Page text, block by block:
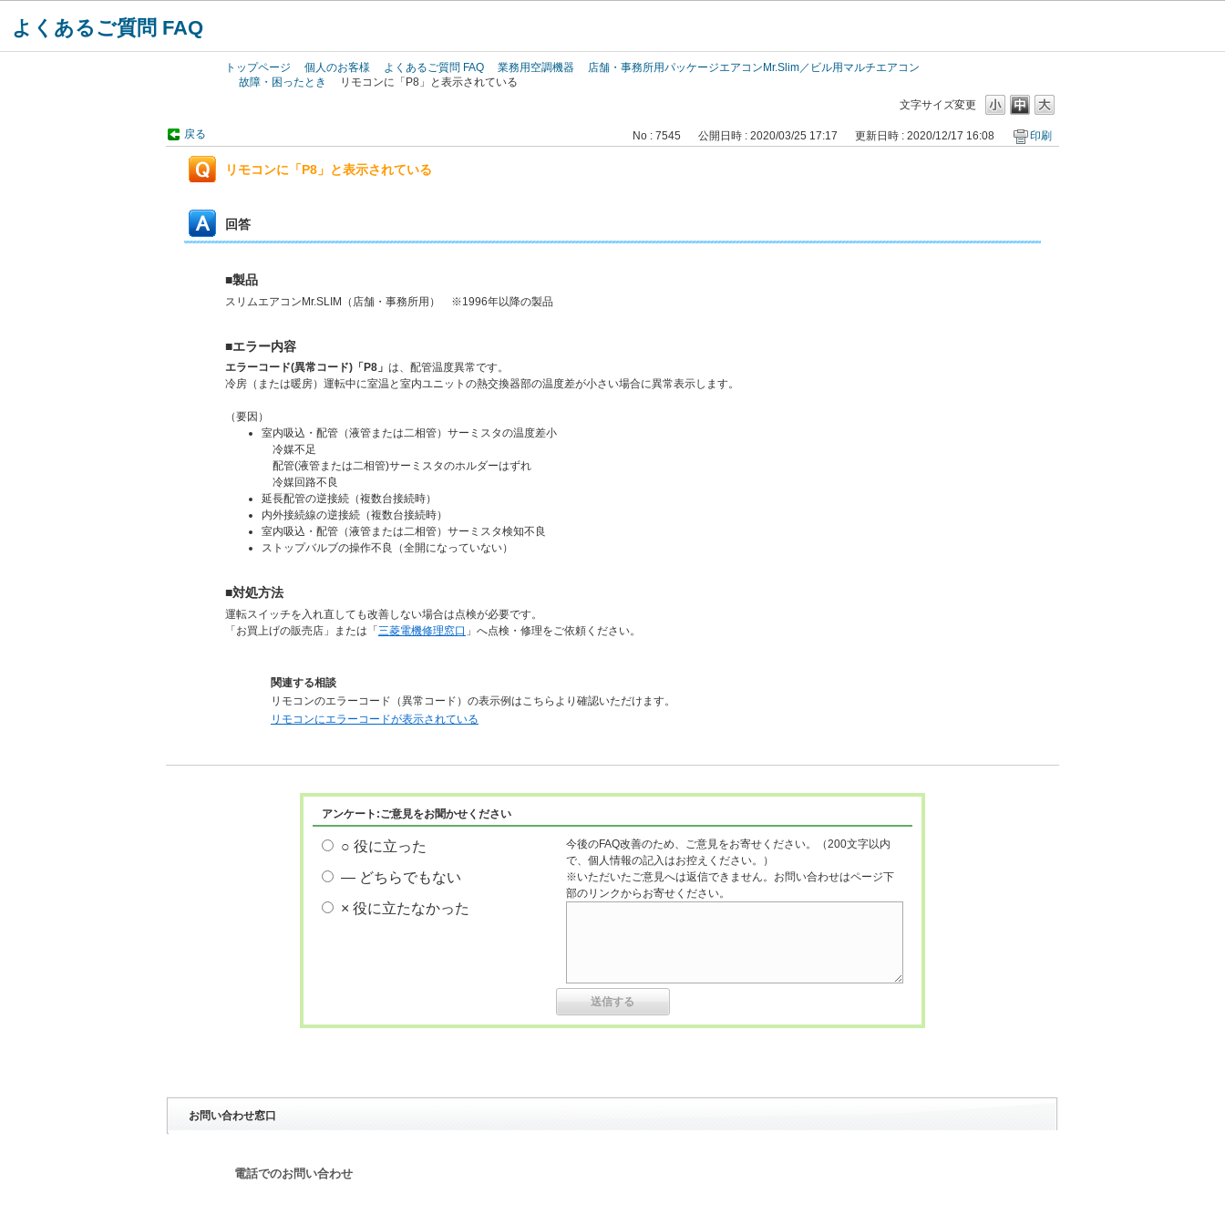
よくあるご質問 FAQ
トップページ 個人のお客様 よくあるご質問 FAQ 業務用空調機器
店舗・事務所用パッケージエアコンMr.Slim／ビル用マルチエアコン
故障・困ったとき
リモコンに「P8」と表示されている
文字サイズ変更
戻る No : 7545 公開日時 : 2020/03/25 17:17 更新日時 : 2020/12/17 16:08 印刷
リモコンに「P8」と表示されている
回答
■製品
スリムエアコンMr.SLIM（店舗・事務所用） ※1996年以降の製品
■エラー内容
エラーコード(異常コード)「P8」 は、配管温度異常です。
冷房（または暖房）運転中に室温と室内ユニットの熱交換器部の温度差が小さい場合に異常表示します。
（要因）
室内吸込・配管（液管または二相管）サーミスタの温度差小
冷媒不足
配管(液管または二相管)サーミスタのホルダーはずれ
冷媒回路不良
延長配管の逆接続（複数台接続時）
内外接続線の逆接続（複数台接続時）
室内吸込・配管（液管または二相管）サーミスタ検知不良
ストップバルブの操作不良（全開になっていない）
■対処方法
運転スイッチを入れ直しても改善しない場合は点検が必要です。
「お買上げの販売店」または「三菱電機修理窓口 」へ点検・修理をご依頼ください。
関連する相談
リモコンのエラーコード（異常コード）の表示例はこちらより確認いただけます。
リモコンにエラーコードが表示されている
アンケート:ご意見をお聞かせください
○ 役に立った
― どちらでもない
× 役に立たなかった
今後のFAQ改善のため、ご意見をお寄せください。（200文字以内
で、個人情報の記入はお控えください。）
※いただいたご意見へは返信できません。お問い合わせはページ下
部のリンクからお寄せください。
お問い合わせ窓口
電話でのお問い合わせ